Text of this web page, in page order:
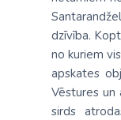
dzīvība.
no kuriem
apskates
Vēstures un
sirds